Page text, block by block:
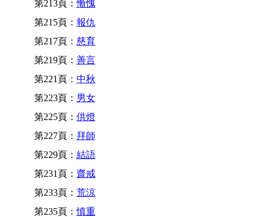
第213頁：慚愧
第215頁： 報仇
第217頁： 慈育
第219頁： 善言
第221頁： 中秋
第223頁： 男女
第225頁： 供燈
第227頁： 拜師
第229頁： 結語
第231頁： 齋戒
第233頁： 荒涼
第235頁：慎重